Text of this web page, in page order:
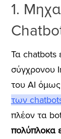
1.
Τα chatbots
σύγχρονου
του AI όμως
των chatbots
πλέον τα
πολύπλοκα